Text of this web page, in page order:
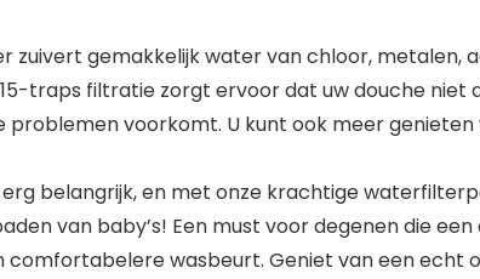
zuivert gemakkelijk water van chloor,
traps filtratie zorgt ervoor dat uw douche
voorkomt. U kunt ook meer genieten
erg belangrijk, en met onze krachtige
van baby’s! Een must voor degenen die
comfortabelere wasbeurt. Geniet van een echt